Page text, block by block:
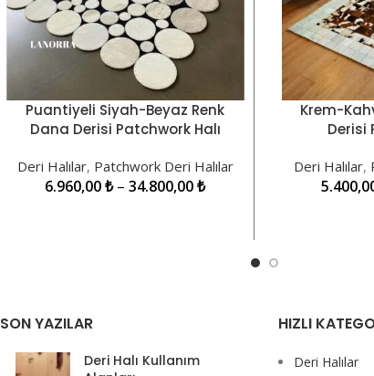
SEÇENEKLER
Puantiyeli Siyah-Beyaz Renk
Dana Derisi Patchwork Halı
Deri Halılar, Patchwork Deri Halılar
6.960,00₺ –34.800,00₺
SEÇENEKLER
Krem-
Derisi
Deri Halılar,
SON YAZILAR
Deri Halı Kullanım
HIZLI
Deri Halılar